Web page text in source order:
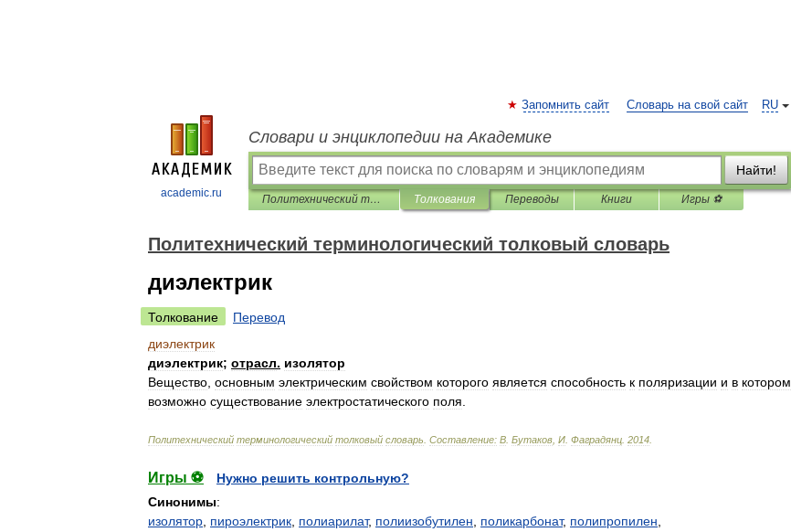
academic.ru
RU
Запомнить сайт Словарь на свой сайт
Словари и энциклопедии на Академике
Найти!
Политехнический терминологический толковый словарь Толкования Переводы Книги Игры ⚽
Политехнический терминологический толковый словарь
диэлектрик
Толкование
Перевод
диэлектрик
диэлектрик; отрасл. изолятор
Вещество основным электрическим свойством которого является способность к поляризации и в котором
возможно существование электростатического поля
Политехнический терминологический толковый словарь Составление: В Бутаков И Фаградянц 2014
Игры ⚽
Нужно решить контрольную?
Синонимы:
изолятор пироэлектрик полиарилат, полиизобутилен поликарбонат, полипропилен